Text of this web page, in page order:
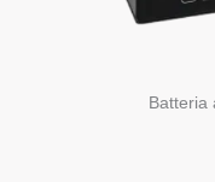
Batteria